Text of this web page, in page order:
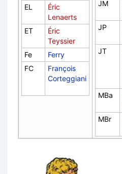
EL
Éric
Lenaerts
ET
Éric
Teyssier
Fe
Ferry
FC
François
Corteggiani
JM
JP
JT
MBa
MBr